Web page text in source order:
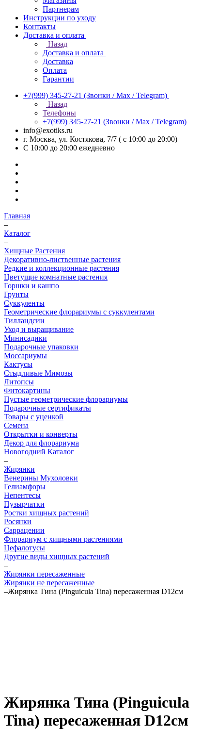
Партнерам
Инструкции по уходу
Контакты
Доставка и оплата
Назад
Доставка и оплата
Доставка
Оплата
Гарантии
+7(999) 345-27-21 (Звонки / Max / Telegram)
Назад
Телефоны
+7(999) 345-27-21 (Звонки / Max / Telegram)
info@exotiks.ru
г. Москва, ул. Костякова, 7/7 ( с 10:00 до 20:00)
С 10:00 до 20:00 ежедневно
Главная
–
Каталог
–
Хищные Растения
Декоративно-лиственные растения
Редкие и коллекционные растения
Цветущие комнатные растения
Горшки и кашпо
Грунты
Суккуленты
Геометрические флорариумы с суккулентами
Тилландсии
Уход и выращивание
Минисадики
Подарочные упаковки
Моссариумы
Кактусы
Стыдливые Мимозы
Литопсы
Фитокартины
Пустые геометрические флорариумы
Подарочные сертификаты
Товары с уценкой
Семена
Открытки и конверты
Декор для флорариума
Новогодний Каталог
–
Жирянки
Венерины Мухоловки
Гелиамфоры
Непентесы
Пузырчатки
Ростки хищных растений
Росянки
Саррацении
Флорариум с хищными растениями
Цефалотусы
Другие виды хищных растений
–
Жирянки пересаженные
Жирянки не пересаженные
–Жирянка Тина (Pinguicula Tina) пересаженная D12см
Жирянка Тина (Pinguicula
Tina) пересаженная D12см